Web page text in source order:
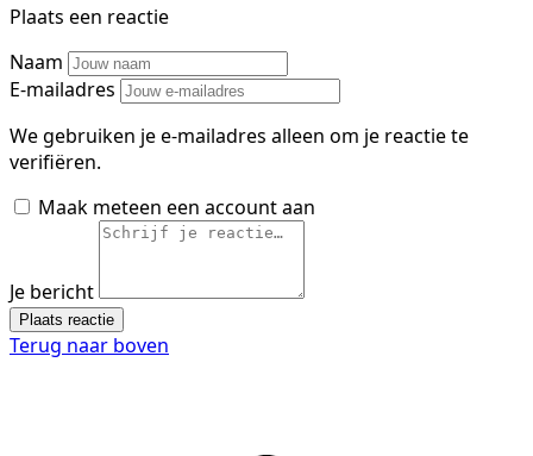
Plaats een reactie
Naam
E-mailadres
We gebruiken je e-mailadres alleen om je reactie te
verifiëren.
Maak meteen een account aan
Je bericht
Plaats reactie
Terug naar boven